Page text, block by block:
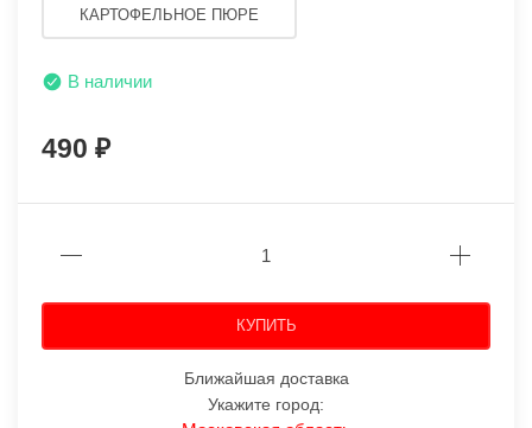
КАРТОФЕЛЬНОЕ ПЮРЕ
В наличии
490
КУПИТЬ
Ближайшая доставка
Укажите город: